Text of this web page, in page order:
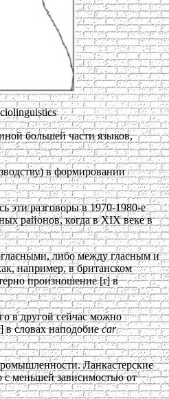
большей части языков,
в формировании
эти разговоры в 1970-1980-е
районов, когда в XIX веке в
либо между гласным и
например, в британском
произношение [r] в
в другой сейчас можно
в словах наподобиеcar
Ланкастерские
с меньшей зависимостью от